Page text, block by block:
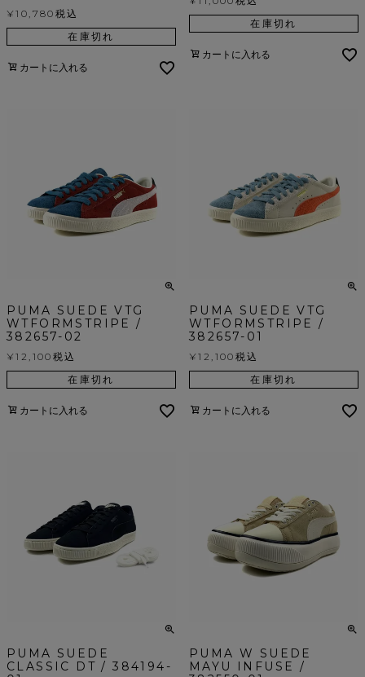
¥10,780 税込
在庫切れ
カートに入れる
在庫切れ
カートに入れる
PUMA SUEDE VTG
WTFORMSTRIPE /
382657-02
¥12,100 税込
在庫切れ
カートに入れる
PUMA SUEDE VTG
WTFORMSTRIPE /
382657-01
¥12,100 税込
在庫切れ
カートに入れる
PUMA SUEDE
CLASSIC DT / 384194-
PUMA W SUEDE
MAYU INFUSE /